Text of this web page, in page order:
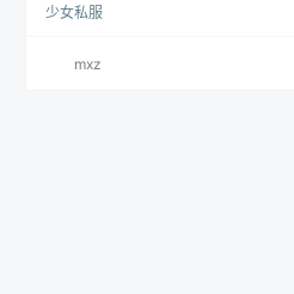
少女私服
mxz